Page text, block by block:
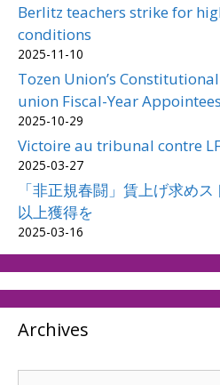
Berlitz teachers strike for
conditions
2025-11-10
Tozen Union’s
union Fiscal-Year
2025-10-29
Victoire au tribunal contre
2025-03-27
「非正規春闘」賃上げ求め
以上獲得を
2025-03-16
Archives